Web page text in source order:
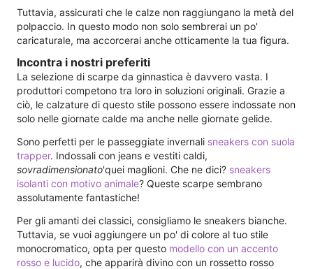
Tuttavia, assicurati che le calze non raggiungano la metà del
polpaccio. In questo modo non solo sembrerai un po'
caricaturale, ma accorcerai anche otticamente la tua figura.
Incontra i nostri preferiti
La selezione di scarpe da ginnastica è davvero vasta. I
produttori competono tra loro in soluzioni originali. Grazie a
ciò, le calzature di questo stile possono essere indossate non
solo nelle giornate calde ma anche nelle giornate gelide.
Sono perfetti per le passeggiate invernali sneakers con suola
trapper. Indossali con jeans e vestiti caldi,
sovradimensionato'quei maglioni. Che ne dici? sneakers
isolanti con motivo animale? Queste scarpe sembrano
assolutamente fantastiche!
Per gli amanti dei classici, consigliamo le sneakers bianche.
Tuttavia, se vuoi aggiungere un po' di colore al tuo stile
monocromatico, opta per questo modello con un accento
rosso e lucido, che apparirà divino con un rossetto rosso